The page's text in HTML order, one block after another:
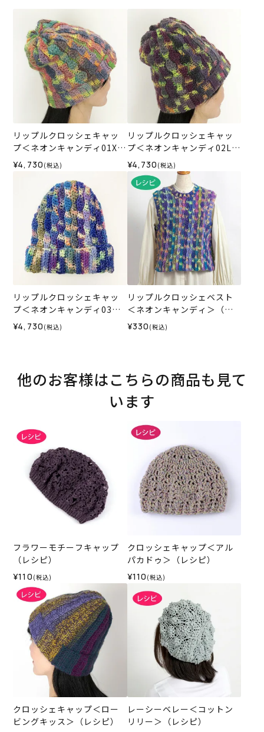
リップルクロッシェキャッ
プ＜ネオンキャンディ01X＞
（編み物 材料セット）
¥4,730 (税込)
リップルクロッシェキャッ
プ＜ネオンキャンディ02L＞
（編み物 材料セット）
¥4,730 (税込)
リップルクロッシェキャッ
プ＜ネオンキャンディ03B
＞（編み物 材料セット）
¥4,730 (税込)
リップルクロッシェベスト
＜ネオンキャンディ＞（レ
シピ）
¥330 (税込)
他のお客様はこちらの商品も見て
います
フラワーモチーフキャップ
（レシピ）
¥110 (税込)
クロッシェキャップ＜アル
パカドゥ＞（レシピ）
¥110 (税込)
クロッシェキャップ＜ロー
ビングキッス＞（レシピ）
レーシーベレー＜コットン
リリー＞（レシピ）